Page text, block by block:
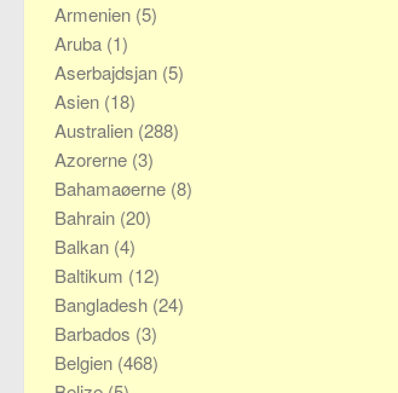
Armenien (5)
Aruba (1)
Aserbajdsjan (5)
Asien (18)
Australien (288)
Azorerne (3)
Bahamaøerne (8)
Bahrain (20)
Balkan (4)
Baltikum (12)
Bangladesh (24)
Barbados (3)
Belgien (468)